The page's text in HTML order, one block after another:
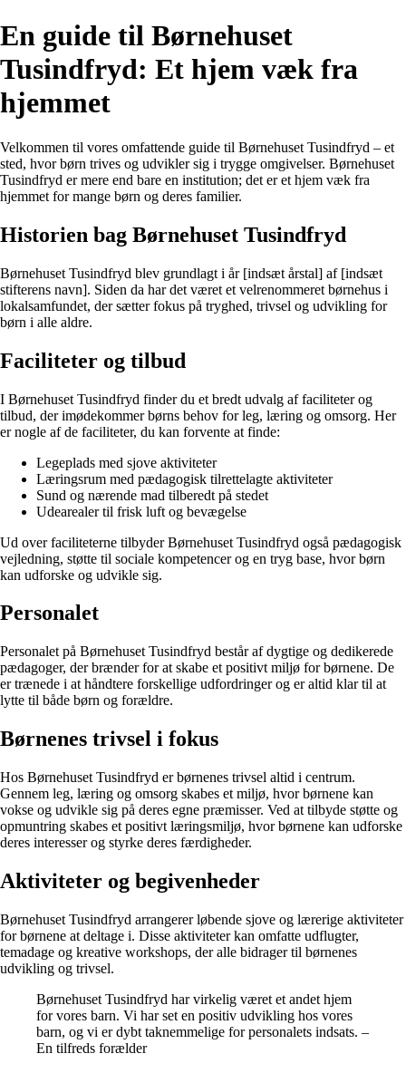
En guide til Børnehuset
Tusindfryd: Et hjem væk fra
hjemmet
Velkommen til vores omfattende guide til Børnehuset Tusindfryd – et
sted, hvor børn trives og udvikler sig i trygge omgivelser. Børnehuset
Tusindfryd er mere end bare en institution; det er et hjem væk fra
hjemmet for mange børn og deres familier.
Historien bag Børnehuset Tusindfryd
Børnehuset Tusindfryd blev grundlagt i år [indsæt årstal] af [indsæt
stifterens navn]. Siden da har det været et velrenommeret børnehus i
lokalsamfundet, der sætter fokus på tryghed, trivsel og udvikling for
børn i alle aldre.
Faciliteter og tilbud
I Børnehuset Tusindfryd finder du et bredt udvalg af faciliteter og
tilbud, der imødekommer børns behov for leg, læring og omsorg. Her
er nogle af de faciliteter, du kan forvente at finde:
Legeplads med sjove aktiviteter
Læringsrum med pædagogisk tilrettelagte aktiviteter
Sund og nærende mad tilberedt på stedet
Udearealer til frisk luft og bevægelse
Ud over faciliteterne tilbyder Børnehuset Tusindfryd også pædagogisk
vejledning, støtte til sociale kompetencer og en tryg base, hvor børn
kan udforske og udvikle sig.
Personalet
Personalet på Børnehuset Tusindfryd består af dygtige og dedikerede
pædagoger, der brænder for at skabe et positivt miljø for børnene. De
er trænede i at håndtere forskellige udfordringer og er altid klar til at
lytte til både børn og forældre.
Børnenes trivsel i fokus
Hos Børnehuset Tusindfryd er børnenes trivsel altid i centrum.
Gennem leg, læring og omsorg skabes et miljø, hvor børnene kan
vokse og udvikle sig på deres egne præmisser. Ved at tilbyde støtte og
opmuntring skabes et positivt læringsmiljø, hvor børnene kan udforske
deres interesser og styrke deres færdigheder.
Aktiviteter og begivenheder
Børnehuset Tusindfryd arrangerer løbende sjove og lærerige aktiviteter
for børnene at deltage i. Disse aktiviteter kan omfatte udflugter,
temadage og kreative workshops, der alle bidrager til børnenes
udvikling og trivsel.
Børnehuset Tusindfryd har virkelig været et andet hjem
for vores barn. Vi har set en positiv udvikling hos vores
barn, og vi er dybt taknemmelige for personalets indsats. –
En tilfreds forælder